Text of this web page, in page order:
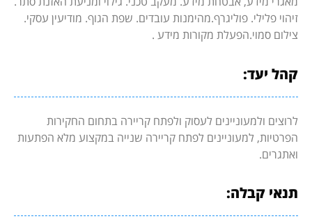
זיהוי פלילי. פוליגרף.מהימנות עובדים. שפת הגוף. מודיעין עסקי.
צילום סמוי.הפעלת מקורות מידע .
קהל יעד:
לרוצים ולמעוניינים לעסוק ולפתח קריירה בתחום החקירות
הפרטיות, למעוניינים לפתח קריירה שנייה במקצוע מלא הפתעות
ואתגרים.
תנאי קבלה: